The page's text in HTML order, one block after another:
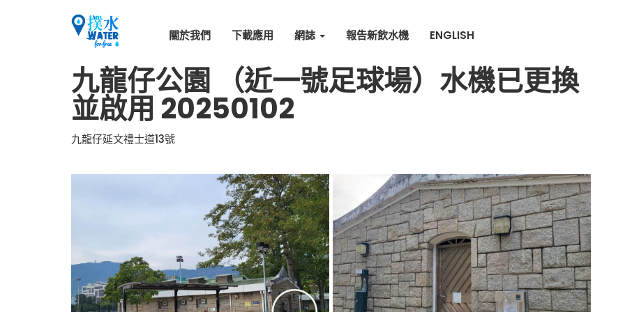
關於我們 下載應用 網誌 報告新飲水機 ENGLISH
九龍仔公園 （近一號足球場）水機已更換
並啟用 20250102
九龍仔延文禮士道13號